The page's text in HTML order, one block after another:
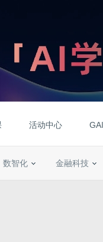
活动中心
数智化 金融科技